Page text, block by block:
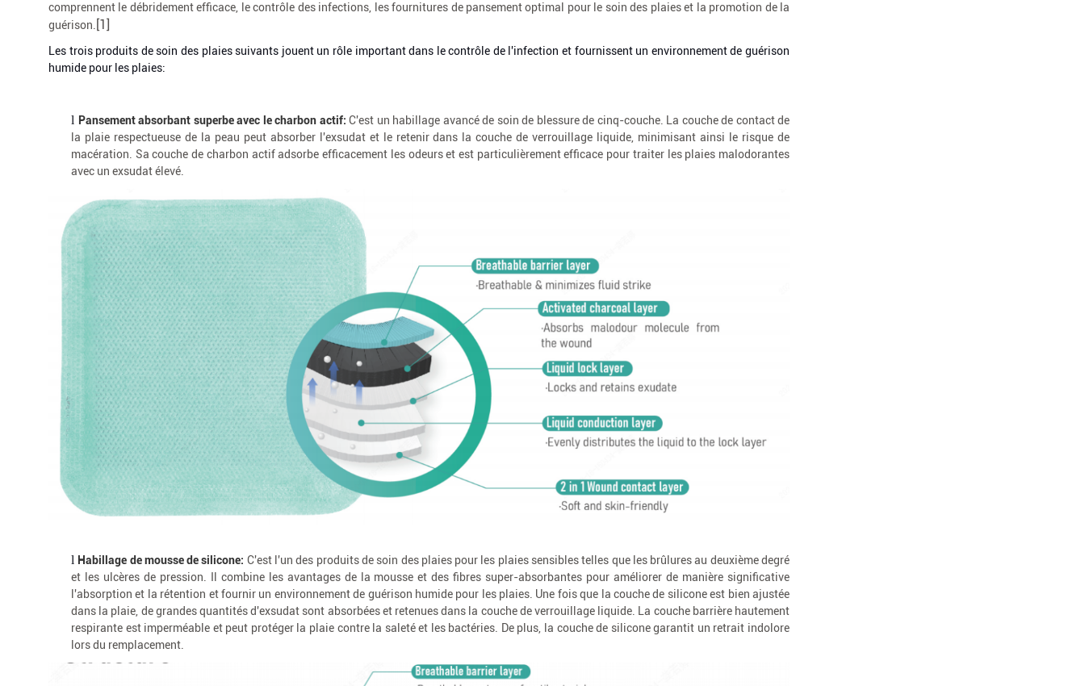
comprennent le débridement efficace, le contrôle des infections, les fournitures de pansement optimal pour le soin des plaies et la promotion de la
guérison. [1]
Les trois produits de soin des plaies suivants jouent un rôle important dans le contrôle de l'infection et fournissent un environnement de guérison
humide pour les plaies:
l Pansement absorbant superbe avec le charbon actif: C'est un habillage avancé de soin de blessure de cinq-couche. La couche de contact de
la plaie respectueuse de la peau peut absorber l'exsudat et le retenir dans la couche de verrouillage liquide, minimisant ainsi le risque de
macération. Sa couche de charbon actif adsorbe efficacement les odeurs et est particulièrement efficace pour traiter les plaies malodorantes
avec un exsudat élevé.
l Habillage de mousse de silicone: C'est l'un des produits de soin des plaies pour les plaies sensibles telles que les brûlures au deuxième degré
et les ulcères de pression. Il combine les avantages de la mousse et des fibres super-absorbantes pour améliorer de manière significative
l'absorption et la rétention et fournir un environnement de guérison humide pour les plaies. Une fois que la couche de silicone est bien ajustée
dans la plaie, de grandes quantités d'exsudat sont absorbées et retenues dans la couche de verrouillage liquide. La couche barrière hautement
respirante est imperméable et peut protéger la plaie contre la saleté et les bactéries. De plus, la couche de silicone garantit un retrait indolore
lors du remplacement.